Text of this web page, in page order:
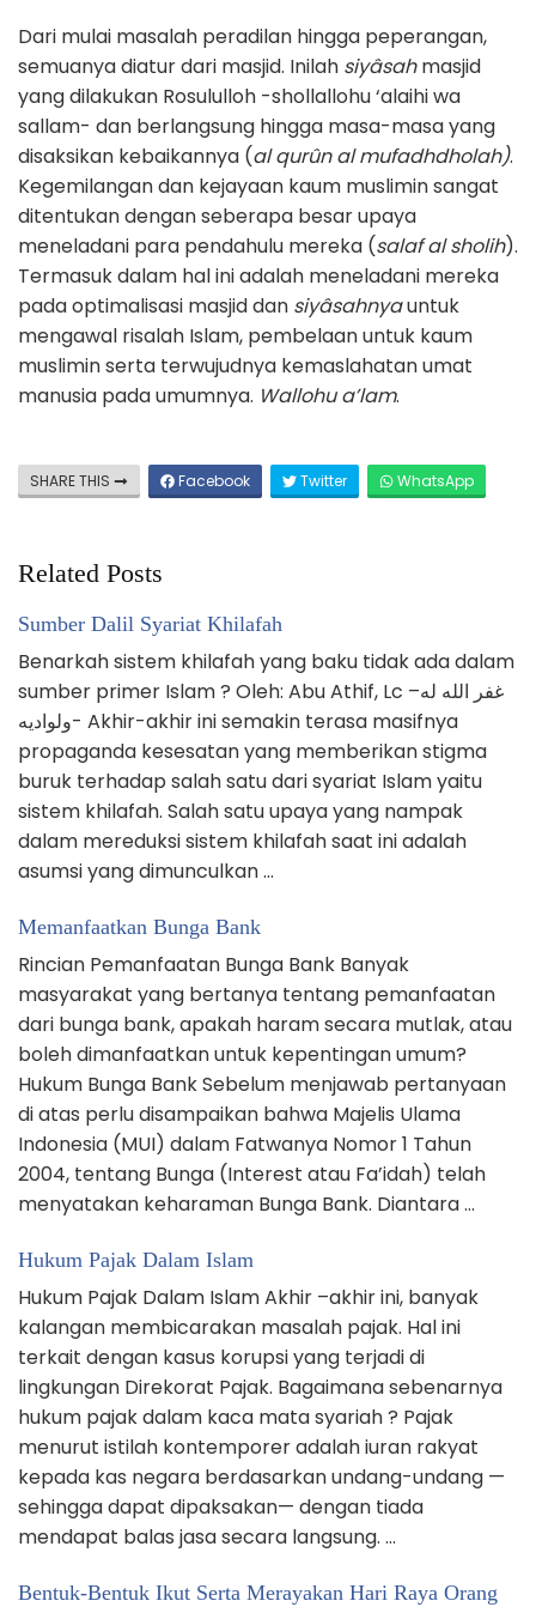
Dari mulai masalah peradilan hingga peperangan,
semuanya diatur dari masjid. Inilah siyâsahmasjid
yang dilakukan Rosululloh -shollallohu ‘alaihi wa
sallam- dan berlangsung hingga masa-masa yang
disaksikan kebaikannya (al qurûn al mufadhdholah).
Kegemilangan dan kejayaan kaum muslimin sangat
ditentukan dengan seberapa besar upaya
meneladani para pendahulu mereka (salaf al sholih).
Termasuk dalam hal ini adalah meneladani mereka
pada optimalisasi masjid dan siyâsahnyauntuk
mengawal risalah Islam, pembelaan untuk kaum
muslimin serta terwujudnya kemaslahatan umat
manusia pada umumnya. Wallohu a’lam.
SHARE THIS Facebook Twitter WhatsApp
Related Posts
Sumber Dalil Syariat Khilafah
Benarkah sistem khilafah yang baku tidak ada dalam
sumber primer Islam ? Oleh: Abu Athif, Lc –غفر الله له
ولواديه- Akhir-akhir ini semakin terasa masifnya
propaganda kesesatan yang memberikan stigma
buruk terhadap salah satu dari syariat Islam yaitu
sistem khilafah. Salah satu upaya yang nampak
dalam mereduksi sistem khilafah saat ini adalah
asumsi yang dimunculkan …
Memanfaatkan Bunga Bank
Rincian Pemanfaatan Bunga Bank Banyak
masyarakat yang bertanya tentang pemanfaatan
dari bunga bank, apakah haram secara mutlak, atau
boleh dimanfaatkan untuk kepentingan umum?
Hukum Bunga Bank Sebelum menjawab pertanyaan
di atas perlu disampaikan bahwa Majelis Ulama
Indonesia (MUI) dalam Fatwanya Nomor 1 Tahun
2004, tentang Bunga (Interest atau Fa’idah) telah
menyatakan keharaman Bunga Bank. Diantara …
Hukum Pajak Dalam Islam
Hukum Pajak Dalam Islam Akhir –akhir ini, banyak
kalangan membicarakan masalah pajak. Hal ini
terkait dengan kasus korupsi yang terjadi di
lingkungan Direkorat Pajak. Bagaimana sebenarnya
hukum pajak dalam kaca mata syariah ? Pajak
menurut istilah kontemporer adalah iuran rakyat
kepada kas negara berdasarkan undang-undang —
sehingga dapat dipaksakan— dengan tiada
mendapat balas jasa secara langsung. …
Bentuk-Bentuk Ikut Serta Merayakan Hari Raya Orang